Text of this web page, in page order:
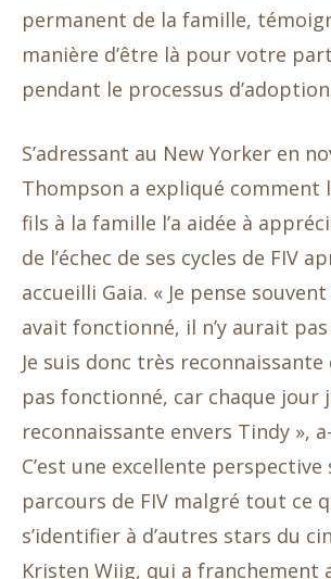
permanent de la famille,
manière d’être là pour votre
pendant le processus
S’adressant au New Yorker en
Thompson a expliqué comment
fils à la famille l’a aidée à
de l’échec de ses cycles de FIV
accueilli Gaia. « Je pense
avait fonctionné, il n’y aurait pas
Je suis donc très reconnaissante
pas fonctionné, car chaque jour
reconnaissante envers Tindy »,
C’est une excellente perspective
parcours de FIV malgré tout ce
s’identifier à d’autres stars du
Kristen Wiig, qui a franchement